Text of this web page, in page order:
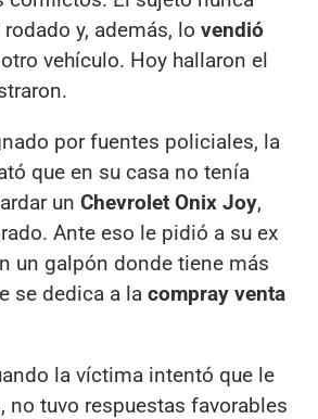
rodado y, además, lo vendió
vehículo. Hoy hallaron el
por fuentes policiales, la
que en su casa no tenía
un Chevrolet Onix Joy,
Ante eso le pidió a su ex
un galpón donde tiene más
se dedica a la compray venta
la víctima intentó que le
no tuvo respuestas favorables